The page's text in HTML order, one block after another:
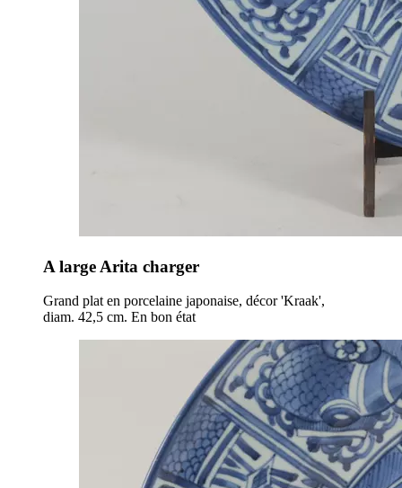
A large Arita charger
Grand plat en porcelaine japonaise, décor 'Kraak',
diam. 42,5 cm. En bon état